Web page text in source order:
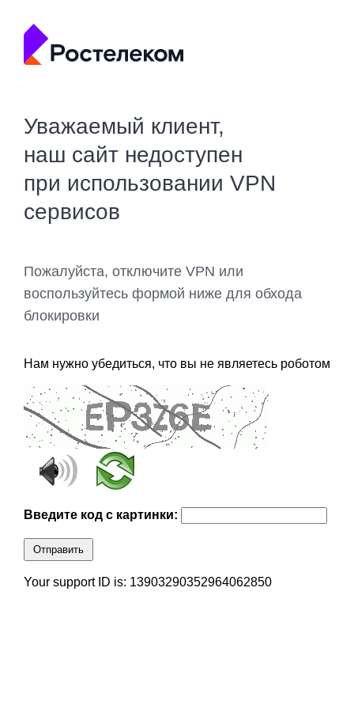
Уважаемый клиент,
наш сайт недоступен
при использовании VPN
сервисов
Пожалуйста, отключите VPN или
воспользуйтесь формой ниже для обхода
блокировки
Нам нужно убедиться, что вы не являетесь роботом
Введите код с картинки:
Отправить
Your support ID is: 13903290352964062850